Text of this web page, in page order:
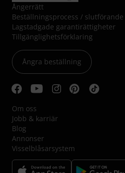
Ångerrätt
Beställningsprocess /
Lagstadgade garantirättigheter
Tillgänglighetsförklaring
Ångra beställning
Om oss
Jobb & karriär
Blog
Annonser
Visselblåsarsystem